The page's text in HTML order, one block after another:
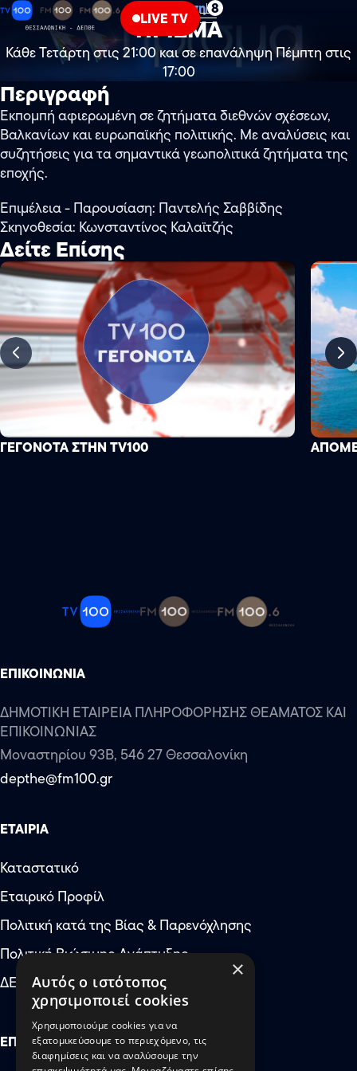
LIVE TV
Ενημέρωση 8
ΠΡΙΣΜΑ
Κάθε Τετάρτη στις 21:00 και σε επανάληψη Πέμπτη στις
17:00
Περιγραφή
Εκπομπή αφιερωμένη σε ζητήματα διεθνών σχέσεων,
Βαλκανίων και ευρωπαϊκής πολιτικής. Με αναλύσεις και
συζητήσεις για τα σημαντικά γεωπολιτικά ζητήματα της
εποχής.
Επιμέλεια - Παρουσίαση: Παντελής Σαββίδης
Σκηνοθεσία: Κωνσταντίνος Καλαϊτζής
Δείτε Επίσης
ΓΕΓΟΝΟΤΑ ΣΤΗΝ TV100
ΕΠΙΚΟΙΝΩΝΙΑ
ΔΗΜΟΤΙΚΗ ΕΤΑΙΡΕΙΑ ΠΛΗΡΟΦΟΡΗΣΗΣ ΘΕΑΜΑΤΟΣ ΚΑΙ
ΕΠΙΚΟΙΝΩΝΙΑΣ
Μοναστηρίου 93Β, 546 27 Θεσσαλονίκη
depthe@fm100.gr
ΕΤΑΙΡΙΑ
Καταστατικό
Εταιρικό Προφίλ
Πολιτική κατά της Βίας & Παρενόχλησης
Πολιτική Βιώσιμης Ανάπτυξης
ΔΕΠΘΕ: Έκτακτες Ανάγκες
ΕΠΙΚΟΙΝΩΝΙΑ
×
Αυτός ο ιστότοπος
χρησιμοποιεί cookies
Χρησιμοποιούμε cookies για να
εξατομικεύσουμε το περιεχόμενο, τις
διαφημίσεις και να αναλύσουμε την